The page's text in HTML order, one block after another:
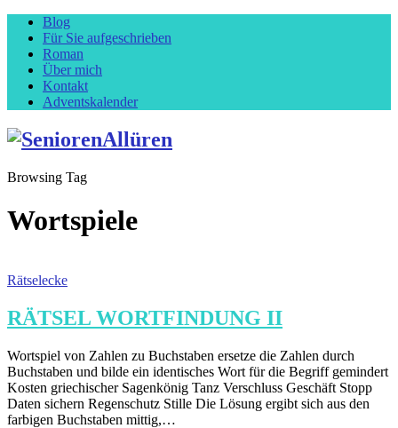
Blog
Für Sie aufgeschrieben
Roman
Über mich
Kontakt
Adventskalender
Browsing Tag
Wortspiele
Rätselecke
RÄTSEL WORTFINDUNG II
Wortspiel von Zahlen zu Buchstaben ersetze die Zahlen durch
Buchstaben und bilde ein identisches Wort für die Begriff gemindert
Kosten griechischer Sagenkönig Tanz Verschluss Geschäft Stopp
Daten sichern Regenschutz Stille Die Lösung ergibt sich aus den
farbigen Buchstaben mittig,…